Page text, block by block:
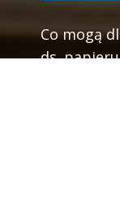
Co mogą
ds.